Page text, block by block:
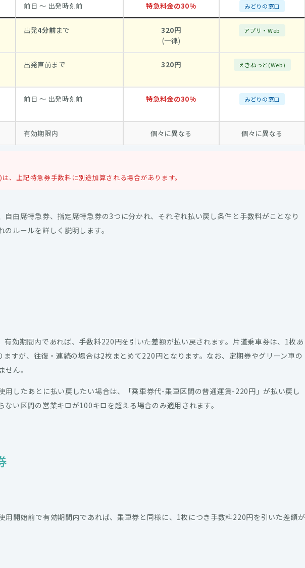
前日 〜 出発時刻前 特急料金の30% みどりの窓口
出発4分前まで
320円
(一律)
アプリ・Web
出発直前まで 320円 えきねっと(Web)
前日 〜 出発時刻前 特急料金の30% みどりの窓口
有効期限内 個々に異なる 個々に異なる
、上記特急券手数料に別途加算される場合があります。
自由席特急券、指定席特急券の3つに分かれ、それぞれ払い戻し条件と手数料がことなり
のルールを詳しく説明します。
有効期間内であれば、手数料220円を引いた差額が払い戻されます。片道乗車券は、1枚あ
すが、往復・連続の場合は2枚まとめて220円となります。なお、定期券やグリーン車の
ん。
用したあとに払い戻したい場合は、「乗車券代-乗車区間の普通運賃-220円」が払い戻し
ない区間の営業キロが100キロを超える場合のみ適用されます。
用開始前で有効期間内であれば、乗車券と同様に、1枚につき手数料220円を引いた差額が